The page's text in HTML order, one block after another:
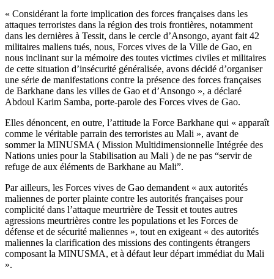
« Considérant la forte implication des forces françaises dans les
attaques terroristes dans la région des trois frontières, notamment
dans les dernières à Tessit, dans le cercle d’Ansongo, ayant fait 42
militaires maliens tués, nous, Forces vives de la Ville de Gao, en
nous inclinant sur la mémoire des toutes victimes civiles et militaires
de cette situation d’insécurité généralisée, avons décidé d’organiser
une série de manifestations contre la présence des forces françaises
de Barkhane dans les villes de Gao et d’Ansongo », a déclaré
Abdoul Karim Samba, porte-parole des Forces vives de Gao.
Elles dénoncent, en outre, l’attitude la Force Barkhane qui « apparaît
comme le véritable parrain des terroristes au Mali », avant de
sommer la MINUSMA ( Mission Multidimensionnelle Intégrée des
Nations unies pour la Stabilisation au Mali ) de ne pas “servir de
refuge de aux éléments de Barkhane au Mali”.
Par ailleurs, les Forces vives de Gao demandent « aux autorités
maliennes de porter plainte contre les autorités françaises pour
complicité dans l’attaque meurtrière de Tessit et toutes autres
agressions meurtrières contre les populations et les Forces de
défense et de sécurité maliennes », tout en exigeant « des autorités
maliennes la clarification des missions des contingents étrangers
composant la MINUSMA, et à défaut leur départ immédiat du Mali
».